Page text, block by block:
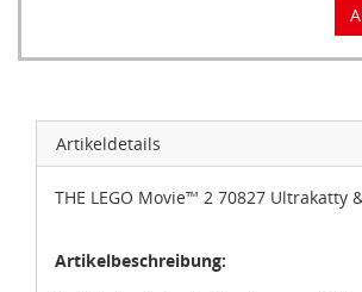
Artikeldetails
THE LEGO Movie™ 2 70827 Ultrakatty
Artikelbeschreibung: